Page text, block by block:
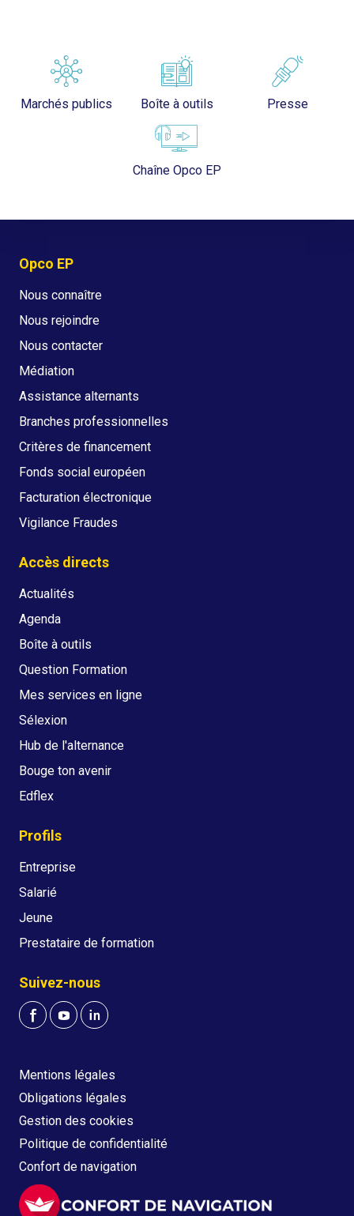
Marchés publics Boîte à outils Presse
Chaîne Opco EP
Opco EP
Nous connaître
Nous rejoindre
Nous contacter
Médiation
Assistance alternants
Branches professionnelles
Critères de financement
Fonds social européen
Facturation électronique
Vigilance Fraudes
Accès directs
Actualités
Agenda
Boîte à outils
Question Formation
Mes services en ligne
Sélexion
Hub de l'alternance
Bouge ton avenir
Edflex
Profils
Entreprise
Salarié
Jeune
Prestataire de formation
Suivez-nous
Mentions légales
Obligations légales
Gestion des cookies
Politique de confidentialité
Confort de navigation